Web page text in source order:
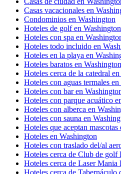
Casas vacacionales en
Condominios en Washington
Hoteles de golf en Washington
Hoteles con spa en
Hoteles todo incluido en
Hoteles en la playa en
Hoteles baratos en Washington
Hoteles cerca de la catedral
Hoteles con aguas termales
Hoteles con bar en
Hoteles con parque acuático
Hoteles con alberca en
Hoteles con sauna en
Hoteles que aceptan
Hoteles en Washington
Hoteles con traslado del/al
Hoteles cerca de Club de
Hoteles cerca de Laser
Hoteles cerca de Tabernáculo